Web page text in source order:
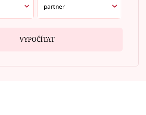
VYPOČÍTAT